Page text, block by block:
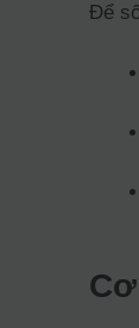
Để